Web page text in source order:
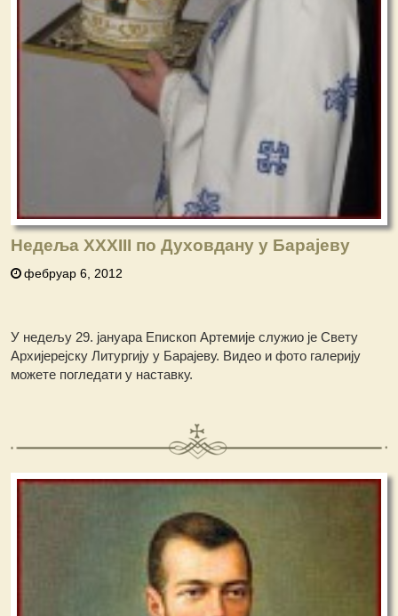
Недеља XXXIII по Духовдану у Барајеву
фебруар 6, 2012
У недељу 29. јануара Епископ Артемије служио је Свету
Архијерејску Литургију у Барајеву. Видео и фото галерију
можете погледати у наставку.